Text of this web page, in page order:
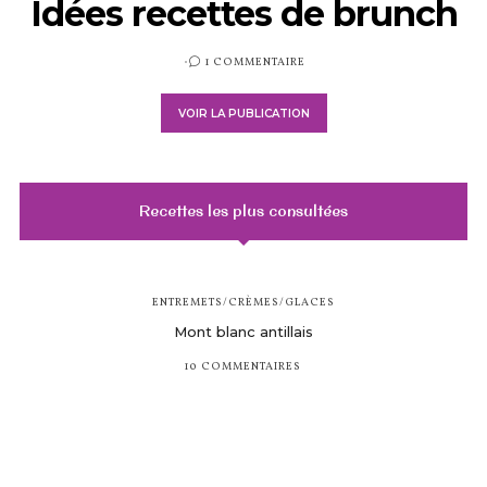
Idées recettes de brunch
PUBLIÉ1 COMMENTAIRE
VOIR LA PUBLICATION
Recettes les plus consultées
ENTREMETS/CRÈMES/GLACES
Mont blanc antillais
10 COMMENTAIRES